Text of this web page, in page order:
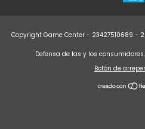
Copyright Game Center - 23427510689 -
Defensa de las y los
Botón de